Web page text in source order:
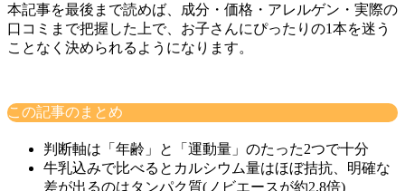
本記事を最後まで読めば、成分・価格・アレルゲン・実際の
口コミまで把握した上で、お子さんにぴったりの1本を迷う
ことなく決められるようになります。
この記事のまとめ
判断軸は「年齢」と「運動量」のたった2つで十分
牛乳込みで比べるとカルシウム量はほぼ拮抗、明確な
差が出るのはタンパク質(ノビエースが約2.8倍)